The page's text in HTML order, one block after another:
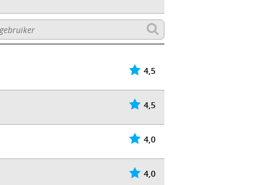
4,5
4,5
4,0
4,0